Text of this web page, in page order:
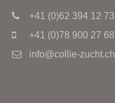
+41 (0)62 394 12 73
+41 (0)78 900 27 68
info@collie-zucht.ch